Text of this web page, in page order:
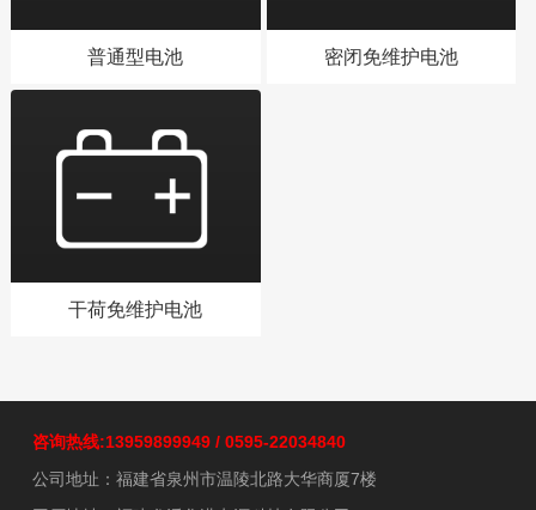
普通型电池 密闭免维护电池
干荷免维护电池
咨询热线:13959899949 / 0595-22034840
公司地址：福建省泉州市温陵北路大华商厦7楼